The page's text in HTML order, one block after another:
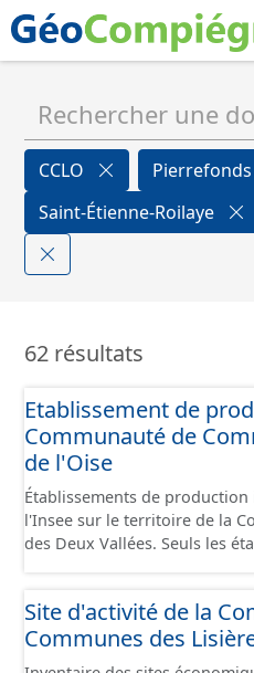
CCLO Pierrefonds
Saint-Étienne-Roilaye
62 résultats
Etablissement de
Communauté de
de l'Oise
Établissements de production
l'Insee sur le territoire de la
des Deux Vallées. Seuls les établissements situés à
conformément aux
Économiques. Ce lot ne
Site d'activité de la
Communes des